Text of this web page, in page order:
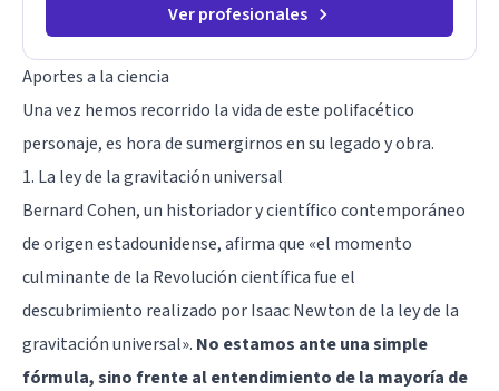
Ver profesionales
Aportes a la ciencia
Una vez hemos recorrido la vida de este polifacético
personaje, es hora de sumergirnos en su legado y obra.
1. La ley de la gravitación universal
Bernard Cohen, un historiador y científico contemporáneo
de origen estadounidense, afirma que «el momento
culminante de la Revolución científica fue el
descubrimiento realizado por Isaac Newton de la ley de la
gravitación universal». No estamos ante una simple
fórmula, sino frente al entendimiento de la mayoría de